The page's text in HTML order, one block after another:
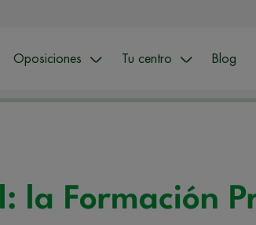
Oposiciones Tu centro Blog
la Formación